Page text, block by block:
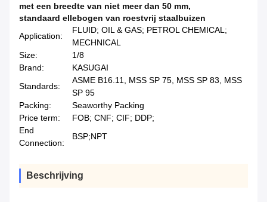
met een breedte van niet meer dan 50 mm,
standaard ellebogen van roestvrij staalbuizen
Application:
FLUID; OIL & GAS; PETROL CHEMICAL;
MECHNICAL
Size:
1/8
Brand:
KASUGAI
Standards:
ASME B16.11, MSS SP 75, MSS SP 83, MSS
SP 95
Packing:
Seaworthy Packing
Price term:
FOB; CNF; CIF; DDP;
End
Connection:
BSP;NPT
Beschrijving